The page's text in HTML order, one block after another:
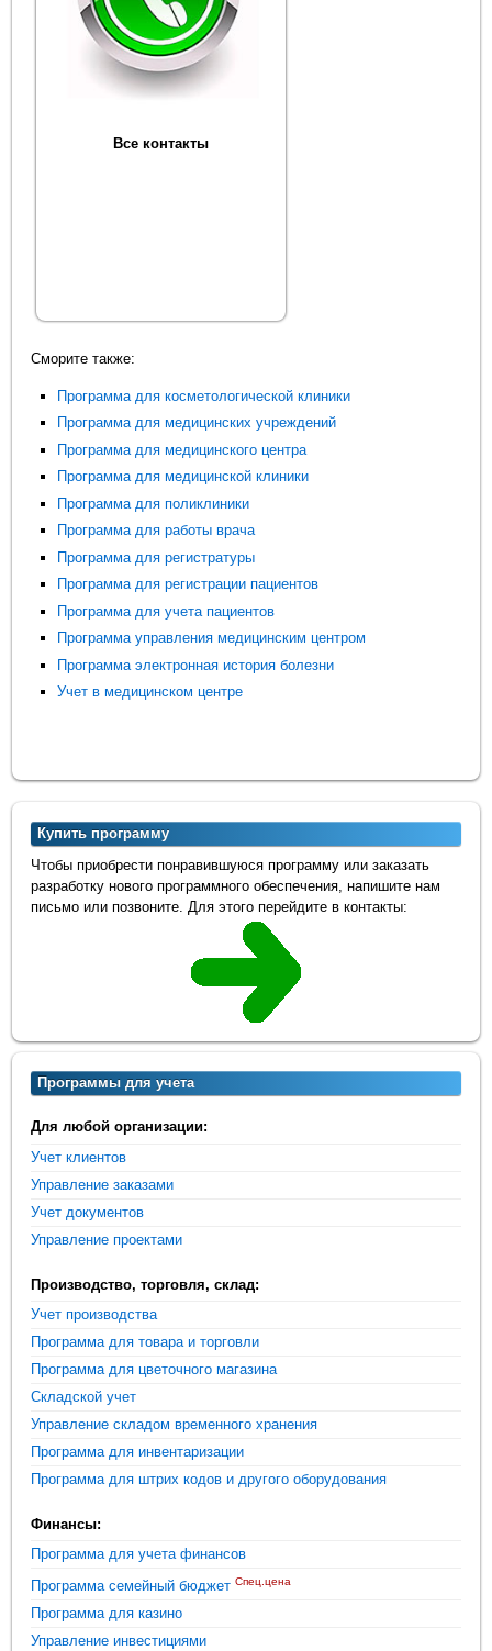
Все контакты
Сморите также:
Программа для косметологической клиники
Программа для медицинских учреждений
Программа для медицинского центра
Программа для медицинской клиники
Программа для поликлиники
Программа для работы врача
Программа для регистратуры
Программа для регистрации пациентов
Программа для учета пациентов
Программа управления медицинским центром
Программа электронная история болезни
Учет в медицинском центре
Купить программу
Чтобы приобрести понравившуюся программу или заказать
разработку нового программного обеспечения, напишите нам
письмо или позвоните. Для этого перейдите в контакты:
Программы для учета
Для любой организации:
Учет клиентов
Управление заказами
Учет документов
Управление проектами
Производство, торговля, склад:
Учет производства
Программа для товара и торговли
Программа для цветочного магазина
Складской учет
Управление складом временного хранения
Программа для инвентаризации
Программа для штрих кодов и другого оборудования
Финансы:
Программа для учета финансов
Программа семейный бюджет Спец.цена
Программа для казино
Управление инвестициями